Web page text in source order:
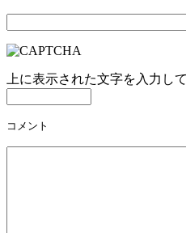
上に表示された文字を入力し
コメント